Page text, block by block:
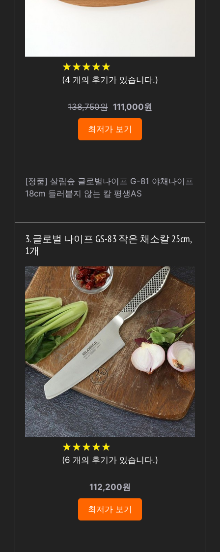
★★★★★
★★★★★
(4 개의 후기가 있습니다.)
138,750원 111,000원
최저가 보기
[정품] 살림숲 글로벌나이프 G-81 야채나이프
18cm 들러붙지 않는 칼 평생AS
3. 글로벌 나이프 GS-83 작은 채소칼 25cm,
1개
★★★★★
★★★★★
(6 개의 후기가 있습니다.)
112,200원
최저가 보기